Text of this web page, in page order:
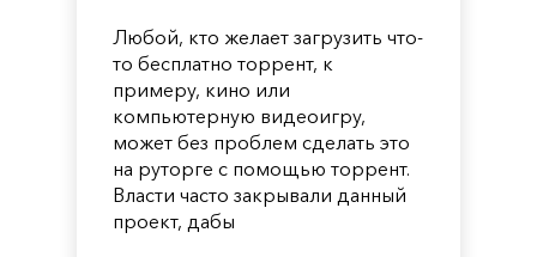
Любой, кто желает загрузить что-
то бесплатно торрент, к
примеру, кино или
компьютерную видеоигру,
может без проблем сделать это
на руторге с помощью торрент.
Власти часто закрывали данный
проект, дабы